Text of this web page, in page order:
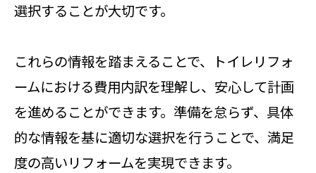
選択することが大切です。
これらの情報を踏まえることで、トイレリフォ
ームにおける費用内訳を理解し、安心して計画
を進めることができます。準備を怠らず、具体
的な情報を基に適切な選択を行うことで、満足
度の高いリフォームを実現できます。